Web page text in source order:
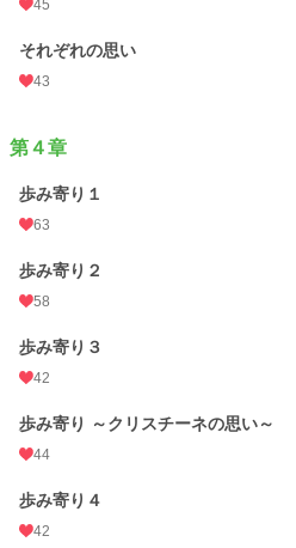
45
それぞれの思い
43
第４章
歩み寄り１
63
歩み寄り２
58
歩み寄り３
42
歩み寄り ～クリスチーネの思い～
44
歩み寄り４
42